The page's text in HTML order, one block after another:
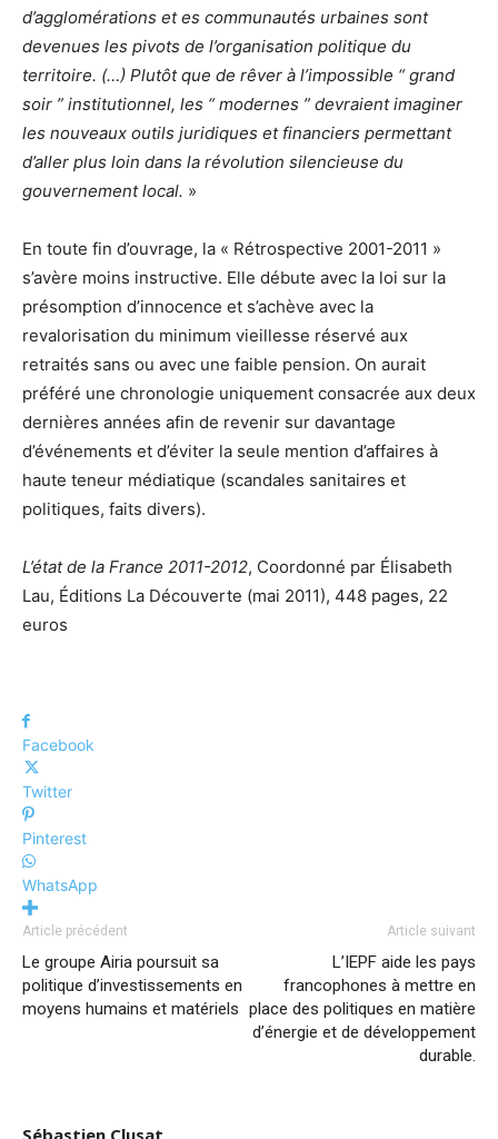
d’agglomérations et es communautés urbaines sont
devenues les pivots de l’organisation politique du
territoire. (…) Plutôt que de rêver à l’impossible “ grand
soir ” institutionnel, les “ modernes ” devraient imaginer
les nouveaux outils juridiques et financiers permettant
d’aller plus loin dans la révolution silencieuse du
gouvernement local. »
En toute fin d’ouvrage, la « Rétrospective 2001-2011 »
s’avère moins instructive. Elle débute avec la loi sur la
présomption d’innocence et s’achève avec la
revalorisation du minimum vieillesse réservé aux
retraités sans ou avec une faible pension. On aurait
préféré une chronologie uniquement consacrée aux deux
dernières années afin de revenir sur davantage
d’événements et d’éviter la seule mention d’affaires à
haute teneur médiatique (scandales sanitaires et
politiques, faits divers).
L’état de la France 2011-2012, Coordonné par Élisabeth
Lau, Éditions La Découverte (mai 2011), 448 pages, 22
euros
Facebook
Twitter
Pinterest
WhatsApp
Article précédent
Le groupe Airia poursuit sa
politique d’investissements en
moyens humains et matériels
Article suivant
L’IEPF aide les pays
francophones à mettre en
place des politiques en matière
d’énergie et de développement
durable.
Sébastien Clusat